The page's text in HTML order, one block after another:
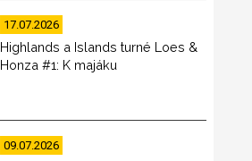
17.07.2026
Highlands a Islands turné Loes &
Honza #1: K majáku
09.07.2026